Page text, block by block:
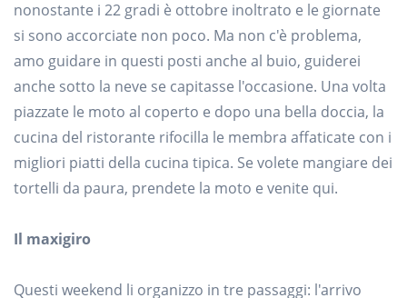
nonostante i 22 gradi è ottobre inoltrato e le giornate
si sono accorciate non poco. Ma non c'è problema,
amo guidare in questi posti anche al buio, guiderei
anche sotto la neve se capitasse l'occasione. Una volta
piazzate le moto al coperto e dopo una bella doccia, la
cucina del ristorante rifocilla le membra affaticate con i
migliori piatti della cucina tipica. Se volete mangiare dei
tortelli da paura, prendete la moto e venite qui.
Il maxigiro
Questi weekend li organizzo in tre passaggi: l'arrivo